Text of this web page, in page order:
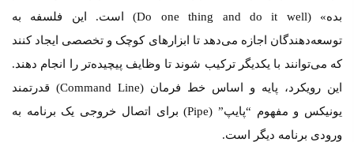
بده» (Do one thing and do it well) است. این فلسفه به
توسعه‌دهندگان اجازه می‌دهد تا ابزارهای کوچک و تخصصی ایجاد کنند
که می‌توانند با یکدیگر ترکیب شوند تا وظایف پیچیده‌تر را انجام دهند.
این رویکرد، پایه و اساس خط فرمان (Command Line) قدرتمند
یونیکس و مفهوم “پایپ” (Pipe) برای اتصال خروجی یک برنامه به
ورودی برنامه دیگر است.